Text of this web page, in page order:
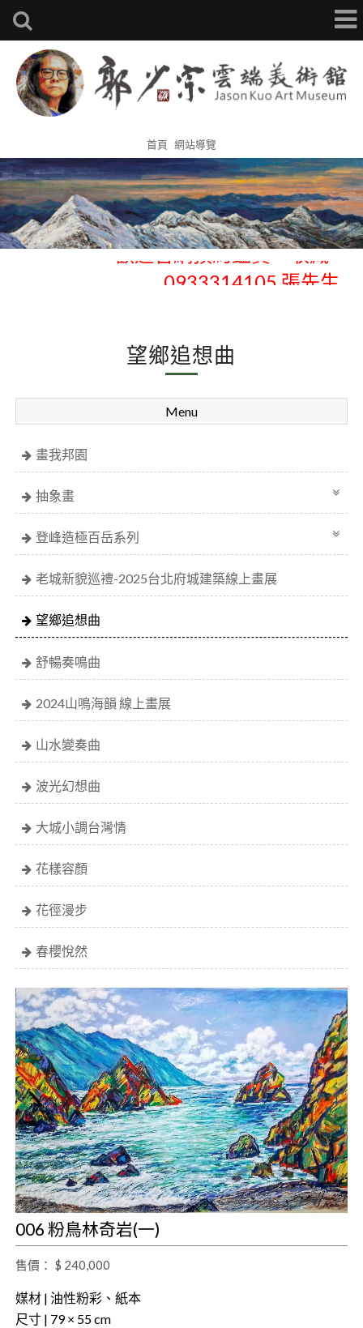
首頁 網站導覽
歡迎官網預約鑑賞、收藏 -
0933314105 張先生
望鄉追想曲
Menu
畫我邦園
抽象畫
登峰造極百岳系列
老城新貌巡禮-2025台北府城建築線上畫展
望鄉追想曲
舒暢奏鳴曲
2024山鳴海韻 線上畫展
山水變奏曲
波光幻想曲
大城小調台灣情
花樣容顏
花徑漫步
春櫻悅然
006 粉鳥林奇岩(一)
售價： $ 240,000
媒材 | 油性粉彩、紙本
尺寸 | 79 × 55 cm